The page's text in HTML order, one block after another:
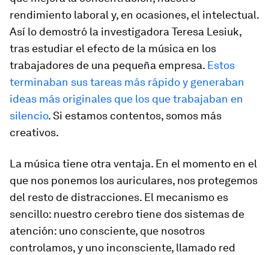
rendimiento laboral y, en ocasiones, el intelectual.
Así lo demostró la investigadora Teresa Lesiuk,
tras estudiar el efecto de la música en los
trabajadores de una pequeña empresa. Estos
terminaban sus tareas más rápido y generaban
ideas más originales que los que trabajaban en
silencio. Si estamos contentos, somos más
creativos.
La música tiene otra ventaja. En el momento en el
que nos ponemos los auriculares, nos protegemos
del resto de distracciones. El mecanismo es
sencillo: nuestro cerebro tiene dos sistemas de
atención: uno consciente, que nosotros
controlamos, y uno inconsciente, llamado red